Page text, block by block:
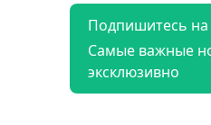
Подпишитесь на
Самые важные
эксклюзивно